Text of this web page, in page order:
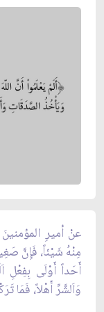
عنْ أميرِ
مِنْهُ شَيْئاً، فَإِنَّ
أَحَداً أَوْلَى بِفِعْلِ
وَاَلشَّرِّ أَهْلاً، فَمَا